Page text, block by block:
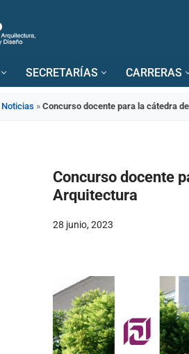
SECRETARÍAS CARRERAS
Noticias » Concurso docente para la cátedra
Concurso docente
Arquitectura
28 junio, 2023